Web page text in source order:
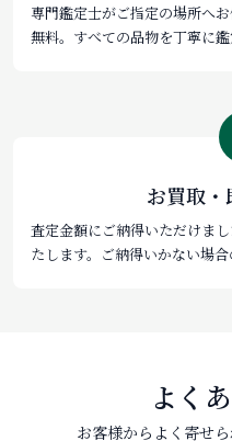
専門鑑定士がご指定の場所へ
無料。すべての品物を丁寧に鑑
お買取
査定金額にご納得いただけま
たします。ご納得いかない場合
よく
お客様からよく寄せ